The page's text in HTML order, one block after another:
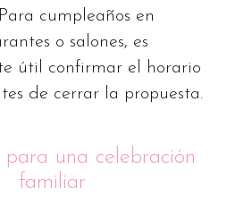
cumpleaños en
o salones, es
útil confirmar el horario
de cerrar la propuesta.
una celebración
familiar